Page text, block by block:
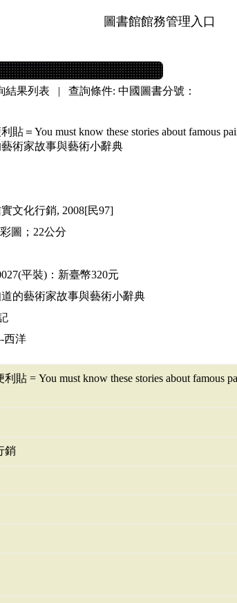
圖書館館務管理入口
結果列表 | 查詢條件: 中國圖書分號：
貼＝You must know these stories about famous
術家故事與藝術小辭典
文化行銷, 2008[民97]
圖；22公分
平裝)：新臺幣320元
的藝術家故事與藝術小辭典
西洋
貼 = You must know these stories about
銷